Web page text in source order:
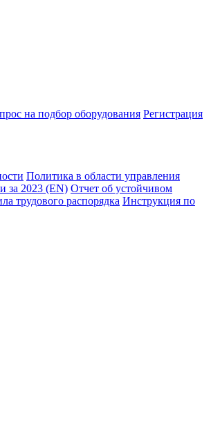
на подбор оборудования Регистрация
Политика в области управления
за 2023 (EN) Отчет об устойчивом
трудового распорядка Инструкция по